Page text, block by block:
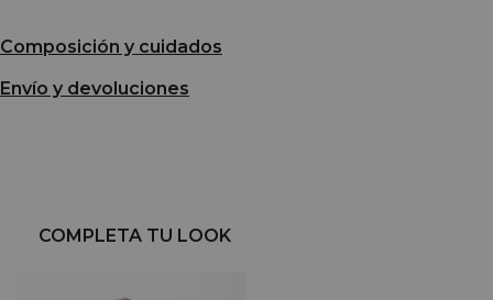
Composición y cuidados
Envío y devoluciones
COMPLETA TU LOOK